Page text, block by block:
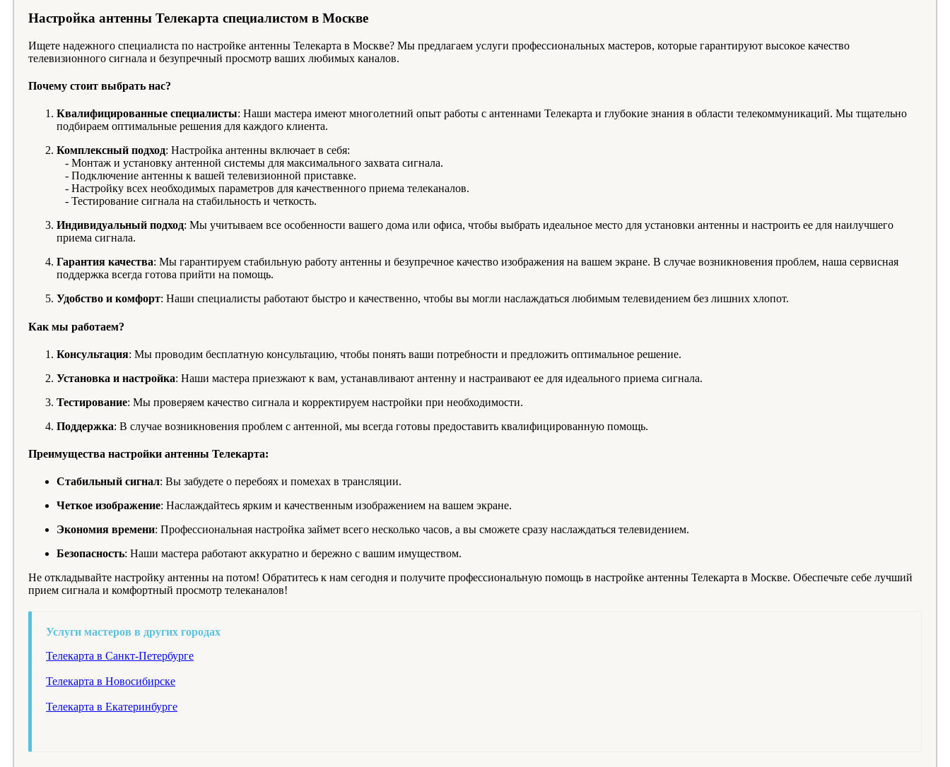
Настройка антенны Телекарта специалистом в Москве
Ищете надежного специалиста по настройке антенны Телекарта в Москве? Мы предлагаем услуги профессиональных мастеров, которые гарантируют высокое качество
телевизионного сигнала и безупречный просмотр ваших любимых каналов.
Почему стоит выбрать нас?
Квалифицированные специалисты: Наши мастера имеют многолетний опыт работы с антеннами Телекарта и глубокие знания в области телекоммуникаций. Мы тщательно
подбираем оптимальные решения для каждого клиента.
Комплексный подход: Настройка антенны включает в себя:
- Монтаж и установку антенной системы для максимального захвата сигнала.
- Подключение антенны к вашей телевизионной приставке.
- Настройку всех необходимых параметров для качественного приема телеканалов.
- Тестирование сигнала на стабильность и четкость.
Индивидуальный подход: Мы учитываем все особенности вашего дома или офиса, чтобы выбрать идеальное место для установки антенны и настроить ее для наилучшего
приема сигнала.
Гарантия качества: Мы гарантируем стабильную работу антенны и безупречное качество изображения на вашем экране. В случае возникновения проблем, наша сервисная
поддержка всегда готова прийти на помощь.
Удобство и комфорт: Наши специалисты работают быстро и качественно, чтобы вы могли наслаждаться любимым телевидением без лишних хлопот.
Как мы работаем?
Консультация: Мы проводим бесплатную консультацию, чтобы понять ваши потребности и предложить оптимальное решение.
Установка и настройка: Наши мастера приезжают к вам, устанавливают антенну и настраивают ее для идеального приема сигнала.
Тестирование: Мы проверяем качество сигнала и корректируем настройки при необходимости.
Поддержка: В случае возникновения проблем с антенной, мы всегда готовы предоставить квалифицированную помощь.
Преимущества настройки антенны Телекарта:
Стабильный сигнал: Вы забудете о перебоях и помехах в трансляции.
Четкое изображение: Наслаждайтесь ярким и качественным изображением на вашем экране.
Экономия времени: Профессиональная настройка займет всего несколько часов, а вы сможете сразу наслаждаться телевидением.
Безопасность: Наши мастера работают аккуратно и бережно с вашим имуществом.
Не откладывайте настройку антенны на потом! Обратитесь к нам сегодня и получите профессиональную помощь в настройке антенны Телекарта в Москве. Обеспечьте себе лучший
прием сигнала и комфортный просмотр телеканалов!
Услуги мастеров в других городах
Телекарта в Санкт-Петербурге
Телекарта в Новосибирске
Телекарта в Екатеринбурге